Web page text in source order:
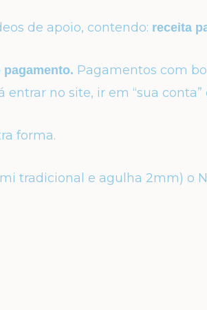
de apoio, contendo: receita
Pagamentos com
no site, ir em “sua
forma.
tradicional e agulha 2mm) o